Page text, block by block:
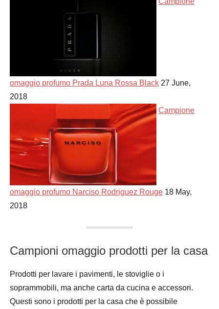
omaggio profumo Prada Luna Rossa Black 27 June,
2018
Campione
omaggio profumo Narciso Rodriguez Rouge 18 May,
2018
Campioni omaggio prodotti per la casa
Prodotti per lavare i pavimenti, le stoviglie o i
soprammobili, ma anche carta da cucina e accessori.
Questi sono i prodotti per la casa che è possibile